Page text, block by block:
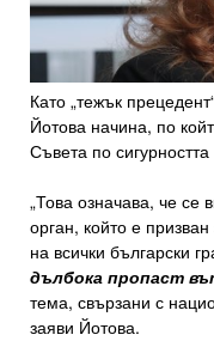
Като „тежък
Йотова начина, по
Съвета по
„Това означава, че се
орган, който е
на всички български
дълбока пропаст
тема, свързани с
заяви Йотова.